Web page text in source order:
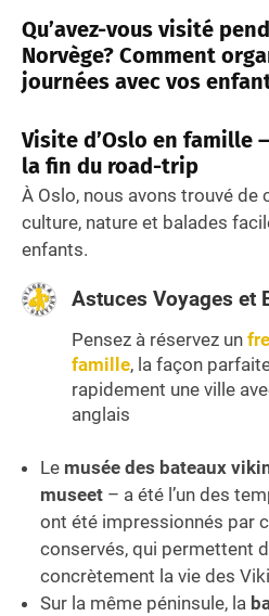
Qu’avez-vous visité
Norvège? Comment
journées avec vos
Visite d’Oslo en famille
la fin du road-trip
À Oslo, nous avons trouvé
culture, nature et balades
enfants.
Astuces Voyages et
Pensez à réservez un
famille, la façon
rapidement une ville
anglais
Le musée des bateaux
museet – a été l’un des
ont été impressionnés par
conservés, qui permettent
concrètement la vie des
Sur la même péninsule, la